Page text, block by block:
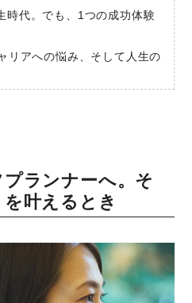
時代。でも、1つの成功体験
リアへの悩み、そして人生の
ランナーへ。そ
叶えるとき